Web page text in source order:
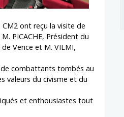
ont reçu la visite de
PICACHE, Président du
Vence et M. VILMI,
de combattants tombés au
valeurs du civisme et du
et enthousiastes tout